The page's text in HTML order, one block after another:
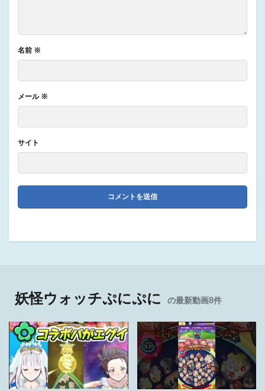
名前 ※
メール ※
サイト
妖怪ウォッチぷにぷに の最新動画8件